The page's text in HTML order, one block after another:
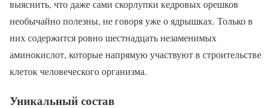
выяснить, что даже сами скорлупки кедровых орешков
необычайно полезны, не говоря уже о ядрышках. Только в
них содержится ровно шестнадцать незаменимых
аминокислот, которые напрямую участвуют в строительстве
клеток человеческого организма.
Уникальный состав